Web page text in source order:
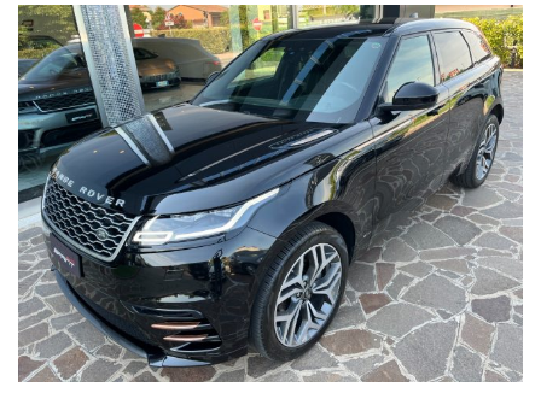
- FARI LED,
- CLIMA AUTOMATICO BI-ZONA,
- SENSORI PARCHEGGIO + TELECAMERA,
- CERCHI IN LEGA MAGGIORATI,
- NAVIGATORE SATELLITARE CARTOGRAFICO,
- VOLANTE MULTIFUNZIONE SPORTIVO CON PADDLE,
- CRUISE CONTROL,
- LANE ASSIST,
- RADIO DAB + BT AUDIO + USB,
- COMPUTER DI BORDO,
- VIVAVOCE BLUETOOTH,
- BRACCIOLO,
- RETROVISORI RIPIEGABILI,
- SPECCHIETTI ED ALZACRISTALLI ELETTRICI,
- CHIUSURA CENTRALIZZATA CON TELECOMANDO,
- VETRI PRIVACY,